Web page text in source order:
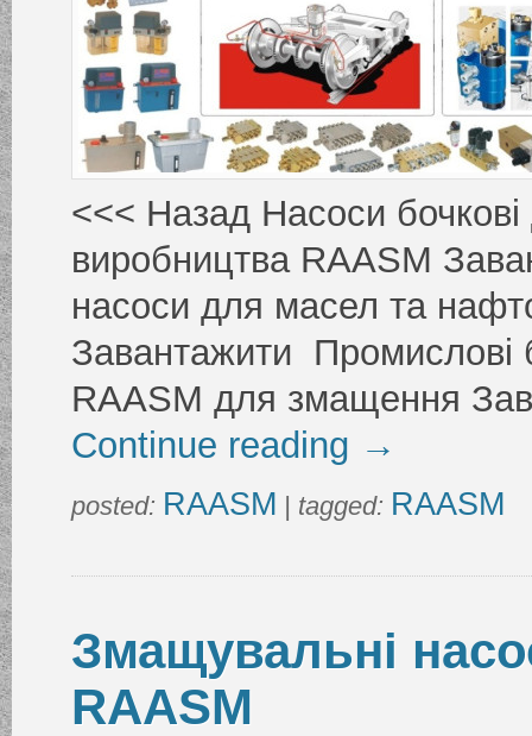
<<< Назад Насоси
виробництва RAASM
насоси для масел та
Завантажити Промислові
RAASM для змащення
Continue reading →
posted: RAASM | tagged: RAASM
Змащувальні
RAASM